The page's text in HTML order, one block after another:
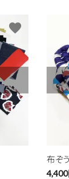
favorite
布ぞ